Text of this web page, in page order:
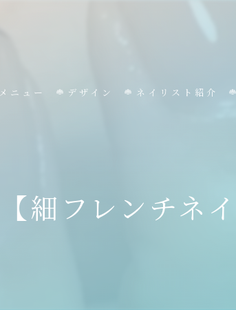
メニュー デザイン ネイリスト紹介
【細フレンチネ